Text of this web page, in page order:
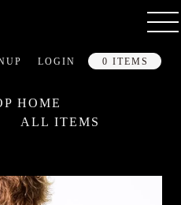
LOGIN 0 ITEMS
HOME
ALL ITEMS